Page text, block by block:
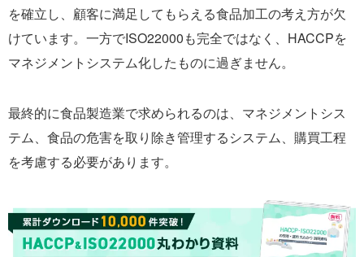
を確立し、顧客に満足してもらえる食品加工の考え方が欠
けています。一方でISO22000も完全ではなく、HACCPを
マネジメントシステム化したものに過ぎません。
最終的に食品製造業で求められるのは、マネジメントシス
テム、食品の危害を取り除き管理するシステム、購買工程
を考慮する必要があります。